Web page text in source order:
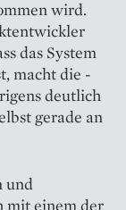
wird.
das System
macht die
deut­lich
gerade an
und
mit einem der